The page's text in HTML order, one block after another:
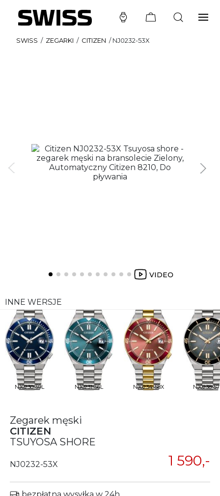
SWISS / ZEGARKI / CITIZEN /NJ0232-53X
INNE WERSJE
NJ0230-59L NJ0231-56L NJ0234-58X NJ0238-
Zegarek męski
CITIZEN
TSUYOSA SHORE
NJ0232-53X 1 590,-